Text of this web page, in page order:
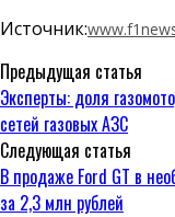
Источник:
Предыдущая статья
Эксперты: доля
сетей газовых АЗС
Следующая статья
В продаже Ford GT в
за 2,3 млн рублей